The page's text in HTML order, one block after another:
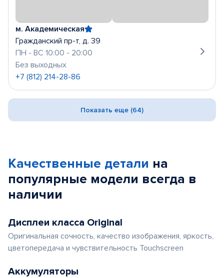
м. Академическая
Гражданский пр-т, д. 39
ПН - ВС 10:00 - 20:00
Без выходных
+7 (812) 214-28-86
Показать еще (64)
Качественные детали на
популярные модели всегда в
наличии
Дисплеи класса Original
Оригинальная сочность, качество изображения, яркость,
цветопередача и чувствительность Touchscreen
Аккумуляторы